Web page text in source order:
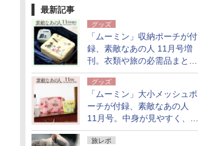
最新記事
グッズ
「ムーミン」収納ポーチが付
録、素敵なあの人 11月号増
刊。衣類や旅の必需品まとま
る大小2個セット
グッズ
「ムーミン」大小メッシュポ
ーチが付録、素敵なあの人
11月号。中身が見やすく、温
泉スパにも使える
旅レポ